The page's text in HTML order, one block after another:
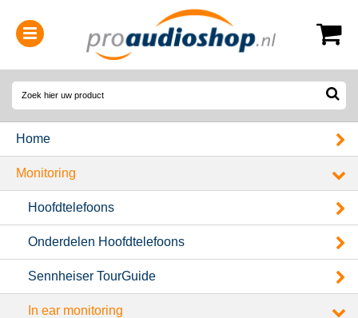
0314-364515
Home
Monitoring
Hoofdtelefoons
Onderdelen Hoofdtelefoons
Sennheiser TourGuide
In ear monitoring